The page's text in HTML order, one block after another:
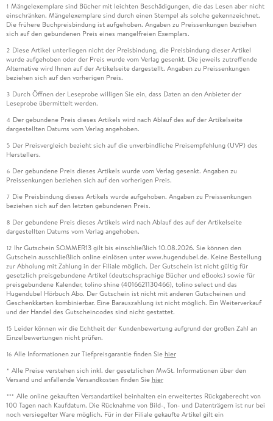
1 Mängelexemplare sind Bücher mit leichten Beschädigungen, die das Lesen aber nicht
einschränken. Mängelexemplare sind durch einen Stempel als solche gekennzeichnet.
Die frühere Buchpreisbindung ist aufgehoben. Angaben zu Preissenkungen beziehen
sich auf den gebundenen Preis eines mangelfreien Exemplars.
2 Diese Artikel unterliegen nicht der Preisbindung, die Preisbindung dieser Artikel
wurde aufgehoben oder der Preis wurde vom Verlag gesenkt. Die jeweils zutreffende
Alternative wird Ihnen auf der Artikelseite dargestellt. Angaben zu Preissenkungen
beziehen sich auf den vorherigen Preis.
3 Durch Öffnen der Leseprobe willigen Sie ein, dass Daten an den Anbieter der
Leseprobe übermittelt werden.
4 Der gebundene Preis dieses Artikels wird nach Ablauf des auf der Artikelseite
dargestellten Datums vom Verlag angehoben.
5 Der Preisvergleich bezieht sich auf die unverbindliche Preisempfehlung (UVP) des
Herstellers.
6 Der gebundene Preis dieses Artikels wurde vom Verlag gesenkt. Angaben zu
Preissenkungen beziehen sich auf den vorherigen Preis.
7 Die Preisbindung dieses Artikels wurde aufgehoben. Angaben zu Preissenkungen
beziehen sich auf den letzten gebundenen Preis.
8 Der gebundene Preis dieses Artikels wird nach Ablauf des auf der Artikelseite
dargestellten Datums vom Verlag angehoben.
12 Ihr Gutschein SOMMER13 gilt bis einschließlich 10.08.2026. Sie können den
Gutschein ausschließlich online einlösen unter www.hugendubel.de. Keine Bestellung
zur Abholung mit Zahlung in der Filiale möglich. Der Gutschein ist nicht gültig für
gesetzlich preisgebundene Artikel (deutschsprachige Bücher und eBooks) sowie für
preisgebundene Kalender, tolino shine (4016621130466), tolino select und das
Hugendubel Hörbuch Abo. Der Gutschein ist nicht mit anderen Gutscheinen und
Geschenkkarten kombinierbar. Eine Barauszahlung ist nicht möglich. Ein Weiterverkauf
und der Handel des Gutscheincodes sind nicht gestattet.
15 Leider können wir die Echtheit der Kundenbewertung aufgrund der großen Zahl an
Einzelbewertungen nicht prüfen.
16 Alle Informationen zur Tiefpreisgarantie finden Sie hier
* Alle Preise verstehen sich inkl. der gesetzlichen MwSt. Informationen über den
Versand und anfallende Versandkosten finden Sie hier
*** Alle online gekauften Versandartikel beinhalten ein erweitertes Rückgaberecht von
100 Tagen nach Kaufdatum. Die Rücknahme von Bild-, Ton- und Datenträgern ist nur bei
noch versiegelter Ware möglich. Für in der Filiale gekaufte Artikel gilt ein